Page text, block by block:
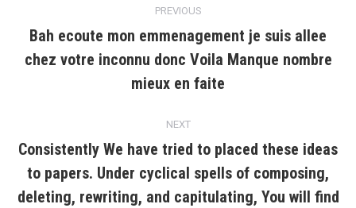
navigation
PREVIOUS
Previous
post:
Bah ecoute mon emmenagement je suis allee
chez votre inconnu donc Voila Manque nombre
mieux en faite
NEXT
Next
Consistently We have tried to placed these ideas
to papers. Under cyclical spells of composing,
deleting, rewriting, and capitulating, You will find